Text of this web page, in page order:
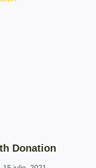
Donation